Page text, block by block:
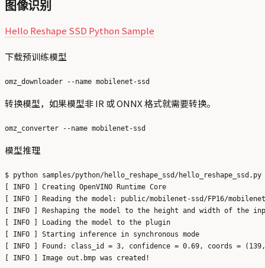
图像识别
Hello Reshape SSD Python Sample
下载预训练模型
转换模型，如果模型非 IR 或 ONNX 格式就需要转换。
模型推理
$ python samples/python/hello_reshape_ssd/
[ INFO ] Creating OpenVINO Runtime Core
[ INFO ] Reading the model: public/mobilenet-ssd/FP16/
[ INFO ] Reshaping the model to the height and width of the
[ INFO ] Loading the model to the plugin
[ INFO ] Starting inference in synchronous mode
[ INFO ] Found: class_id = 3, confidence = 0.69, coords =